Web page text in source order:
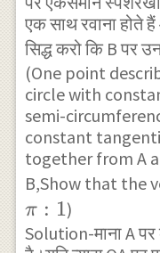
=2\alpha
=\alpha
एक साथ रवाना होते
सिद्ध करो कि B पर
(One point
circle with
semi-
constant
together from A
B,Show that the
π : 1)
Solution-माना A